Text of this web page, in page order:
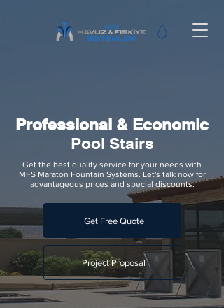
Professional & Economic
Pool Stairs
Get the best quality service for your needs with
MFS Maraton Fountain Systems. Let's talk now for
advantageous prices and special discounts.
Get Free Quote
Project Proposal